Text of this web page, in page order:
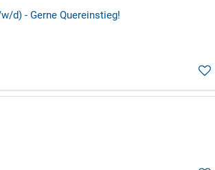
d) - Gerne Quereinstieg!